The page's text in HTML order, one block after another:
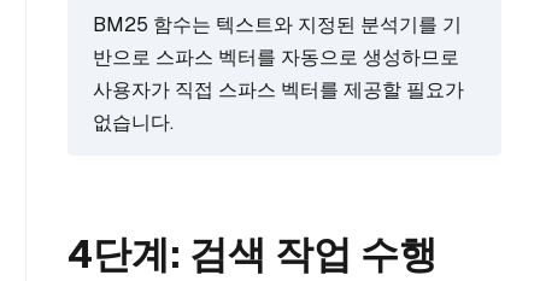
BM25 함수는 텍스트와 지정된 분석기를 기
반으로 스파스 벡터를 자동으로 생성하므로
사용자가 직접 스파스 벡터를 제공할 필요가
없습니다.
4단계: 검색 작업 수행